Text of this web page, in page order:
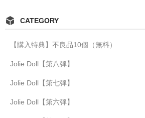
CATEGORY
【購入特典】不良品10個（無料）
Jolie Doll【第八弾】
Jolie Doll【第七弾】
Jolie Doll【第六弾】